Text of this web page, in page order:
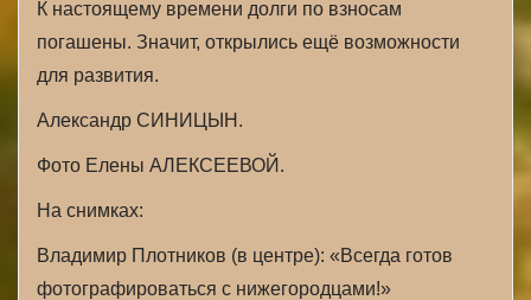
К настоящему времени долги по взносам
погашены. Значит, открылись ещё возможности
для развития.
Александр СИНИЦЫН.
Фото Елены АЛЕКСЕЕВОЙ.
На снимках:
Владимир Плотников (в центре): «Всегда готов
фотографироваться с нижегородцами!»